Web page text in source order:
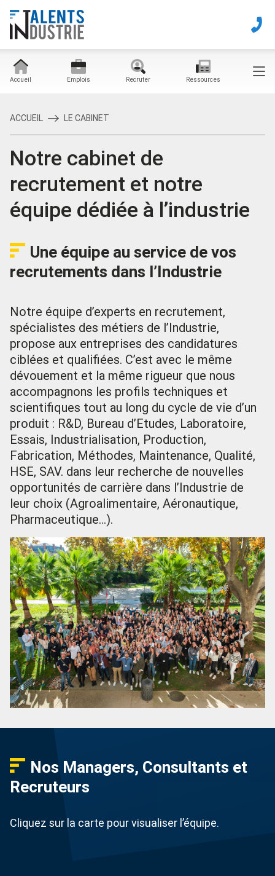
Accueil Emplois Recruter Ressources
ACCUEIL LE CABINET
Notre cabinet de
recrutement et notre
équipe dédiée à l’industrie
Une équipe au service de vos
recrutements dans l’Industrie
Notre équipe d’experts en recrutement,
spécialistes des métiers de l’Industrie,
propose aux entreprises des candidatures
ciblées et qualifiées. C’est avec le même
dévouement et la même rigueur que nous
accompagnons les profils techniques et
scientifiques tout au long du cycle de vie d’un
produit : R&D, Bureau d’Etudes, Laboratoire,
Essais, Industrialisation, Production,
Fabrication, Méthodes, Maintenance, Qualité,
HSE, SAV. dans leur recherche de nouvelles
opportunités de carrière dans l’Industrie de
leur choix (Agroalimentaire, Aéronautique,
Pharmaceutique…).
Nos Managers, Consultants et
Recruteurs
Cliquez sur la carte pour visualiser l’équipe.